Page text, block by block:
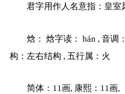
君字用作人名意指：皇室
焓： 焓字读： hán , 音调
构：左右结构 , 五行属：火
简体：11画, 康熙：11画,